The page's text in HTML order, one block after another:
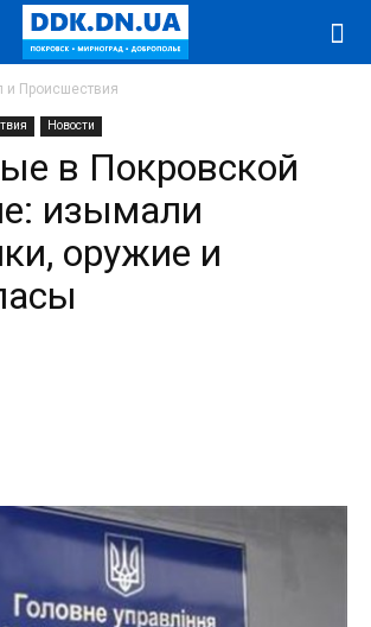
и Происшествия
Новости
в Покровской
изымали
оружие и